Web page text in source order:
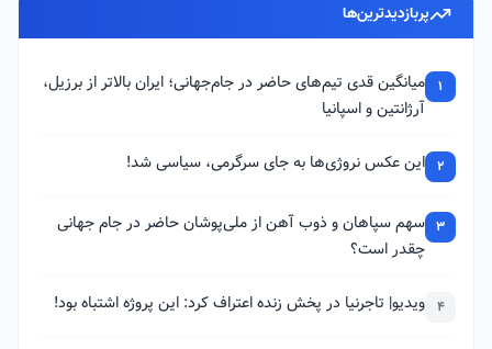
پربازدیدترین‌ها
1
میانگین قدی تیم‌های حاضر در جام‌جهانی؛ ایران بالاتر از برزیل،
آرژانتین و اسپانیا
2 این عکس نروژی‌ها به جای سرگرمی، سیاسی شد!
3 سهم سپاهان و ذوب آهن از ملی‌پوشان حاضر در جام جهانی
چقدر است؟
4 ویدیو| تاجرنیا در پخش زنده اعتراف کرد: این پروژه اشتباه بود!